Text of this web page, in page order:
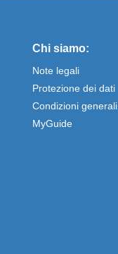
Chi siamo:
Note legali
Protezione dei dati
Condizioni generali
MyGuide